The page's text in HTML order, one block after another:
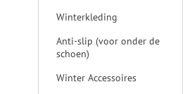
Winterkleding
Anti-slip (voor onder de
schoen)
Winter Accessoires